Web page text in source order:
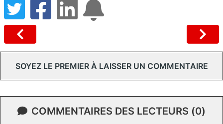
SOYEZ LE PREMIER À LAISSER UN COMMENTAIRE
COMMENTAIRES DES LECTEURS (0)